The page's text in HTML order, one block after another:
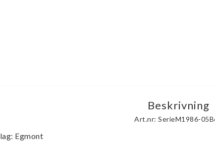
Beskrivning
Art.nr: SerieM1986-
Egmont